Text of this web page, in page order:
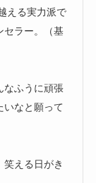
える実力派で
セラー。（基
なふうに頑張
いなと願って
える日がき